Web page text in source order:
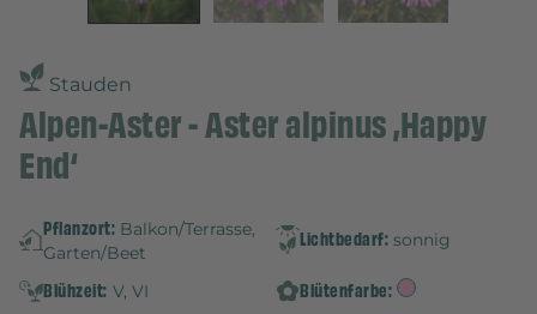
Stauden
Alpen-Aster - Aster alpinus ‚Happy
End‘
Pflanzort: Balkon/Terrasse,
Garten/Beet
Lichtbedarf: sonnig
Blühzeit: V, VI
Blütenfarbe: